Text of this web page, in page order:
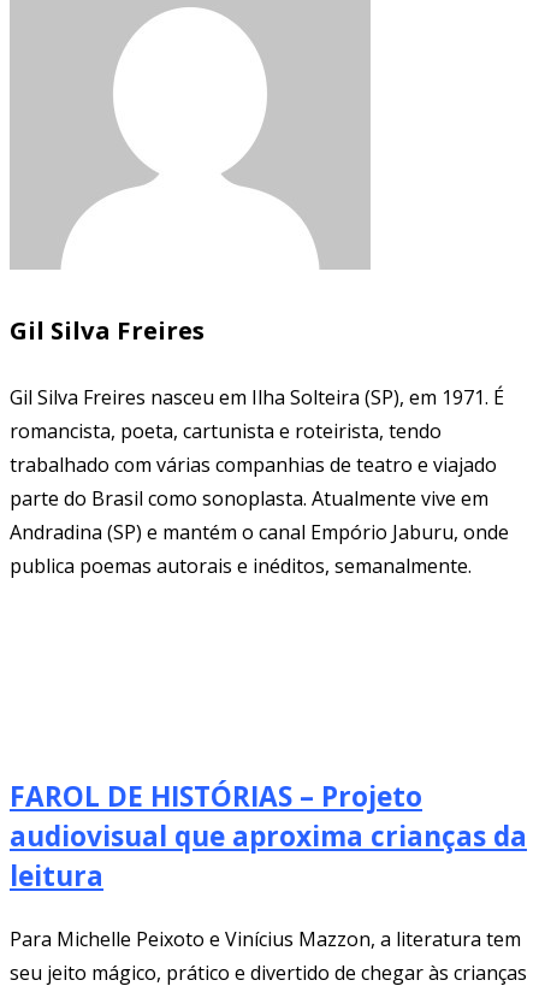
Gil Silva Freires
Gil Silva Freires nasceu em Ilha Solteira (SP), em 1971. É
romancista, poeta, cartunista e roteirista, tendo
trabalhado com várias companhias de teatro e viajado
parte do Brasil como sonoplasta. Atualmente vive em
Andradina (SP) e mantém o canal Empório Jaburu, onde
publica poemas autorais e inéditos, semanalmente.
FAROL DE HISTÓRIAS – Projeto
audiovisual que aproxima crianças da
leitura
Para Michelle Peixoto e Vinícius Mazzon, a literatura tem
seu jeito mágico, prático e divertido de chegar às crianças